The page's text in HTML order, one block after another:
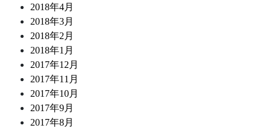
2018年4月
2018年3月
2018年2月
2018年1月
2017年12月
2017年11月
2017年10月
2017年9月
2017年8月